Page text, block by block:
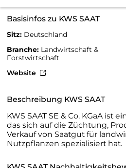
Basisinfos zu KWS SAAT
Sitz: Deutschland
Branche: Landwirtschaft &
Forstwirtschaft
Website
Beschreibung KWS SAAT
KWS SAAT SE & Co. KGaA ist
das sich auf die Züchtung,
Verkauf von Saatgut für
Nutzpflanzen spezialisiert hat.